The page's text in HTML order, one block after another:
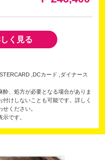
く見る
,DCカード ,ダイナース
酔、処方が必要となる場合がありま
けしないことも可能です。詳しく
ください。
です。